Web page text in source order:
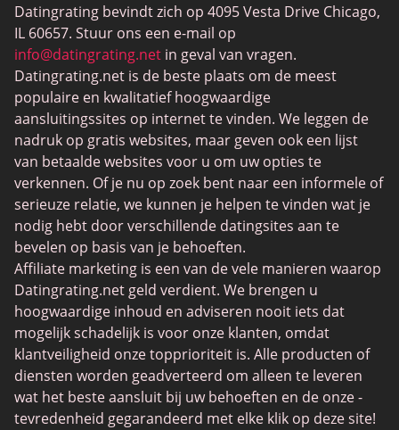
MeetMindful
BDSM Dating
BBPeopleMeet
Sugar Daddy-sites
JPeopleMeet
Trans Daten
Senior Datingsites
MijnLOL
Gay Dating
Lesbische Dating
Black Dating Sites
SugarDaddyMeet
LatinAmericanCupid
Datingrating bevindt zich op 4095 Vesta Drive Chicago,
IL 60657. Stuur ons een e-mail op
info@datingrating.net in geval van vragen.
Datingrating.net is de beste plaats om de meest
populaire en kwalitatief hoogwaardige
aansluitingssites op internet te vinden. We leggen de
nadruk op gratis websites, maar geven ook een lijst
van betaalde websites voor u om uw opties te
verkennen. Of je nu op zoek bent naar een informele of
serieuze relatie, we kunnen je helpen te vinden wat je
nodig hebt door verschillende datingsites aan te
bevelen op basis van je behoeften.
Affiliate marketing is een van de vele manieren waarop
Datingrating.net geld verdient. We brengen u
hoogwaardige inhoud en adviseren nooit iets dat
mogelijk schadelijk is voor onze klanten, omdat
klantveiligheid onze topprioriteit is. Alle producten of
diensten worden geadverteerd om alleen te leveren
wat het beste aansluit bij uw behoeften en de onze -
tevredenheid gegarandeerd met elke klik op deze site!